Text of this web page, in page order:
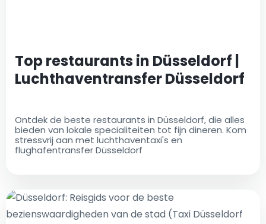
Top restaurants in Düsseldorf |
Luchthaventransfer Düsseldorf
Ontdek de beste restaurants in Düsseldorf, die alles
bieden van lokale specialiteiten tot fijn dineren. Kom
stressvrij aan met luchthaventaxi's en
flughafentransfer Düsseldorf